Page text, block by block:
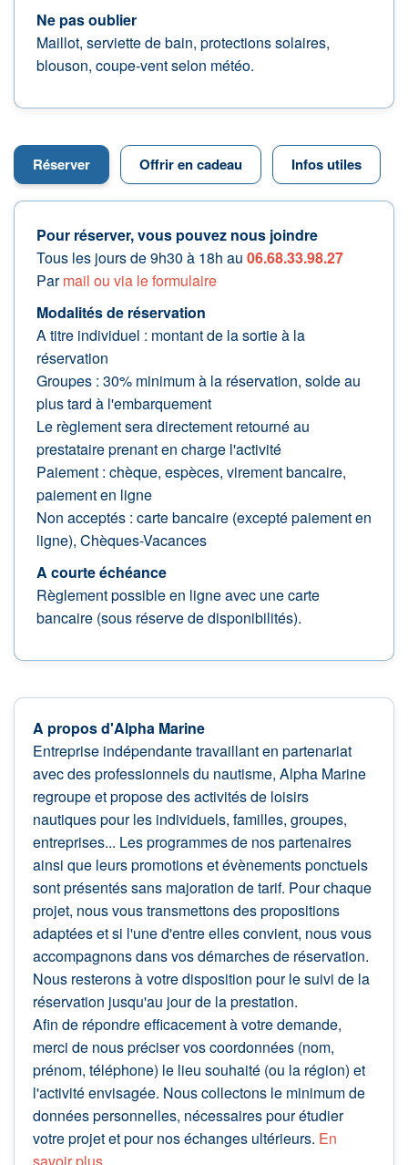
Ne pas oublier
Maillot, serviette de bain, protections solaires,
blouson, coupe-vent selon météo.
Réserver Offrir en cadeau Infos utiles
Pour réserver, vous pouvez nous joindre
Tous les jours de 9h30 à 18h au 06.68.33.98.27
Parmail ou via le formulaire
Modalités de réservation
A titre individuel : montant de la sortie à la
réservation
Groupes : 30% minimum à la réservation, solde au
plus tard à l'embarquement
Le règlement sera directement retourné au
prestataire prenant en charge l'activité
Paiement : chèque, espèces, virement bancaire,
paiement en ligne
Non acceptés : carte bancaire (excepté paiement en
ligne), Chèques-Vacances
A courte échéance
Règlement possible en ligne avec une carte
bancaire (sous réserve de disponibilités).
A propos d'Alpha Marine
Entreprise indépendante travaillant en partenariat
avec des professionnels du nautisme, Alpha Marine
regroupe et propose des activités de loisirs
nautiques pour les individuels, familles, groupes,
entreprises... Les programmes de nos partenaires
ainsi que leurs promotions et évènements ponctuels
sont présentés sans majoration de tarif. Pour chaque
projet, nous vous transmettons des propositions
adaptées et si l'une d'entre elles convient, nous vous
accompagnons dans vos démarches de réservation.
Nous resterons à votre disposition pour le suivi de la
réservation jusqu'au jour de la prestation.
Afin de répondre efficacement à votre demande,
merci de nous préciser vos coordonnées (nom,
prénom, téléphone) le lieu souhaité (ou la région) et
l'activité envisagée. Nous collectons le minimum de
données personnelles, nécessaires pour étudier
votre projet et pour nos échanges ultérieurs. En